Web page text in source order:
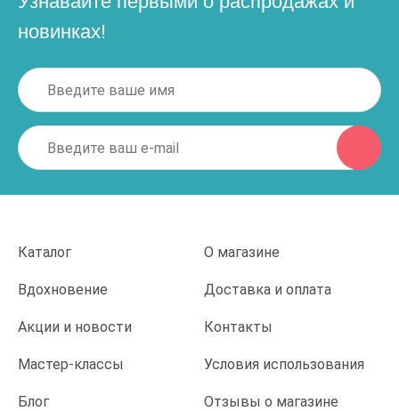
новинках!
Каталог О магазине
Вдохновение Доставка и оплата
Акции и новости Контакты
Мастер-классы Условия использования
Блог Отзывы о магазине